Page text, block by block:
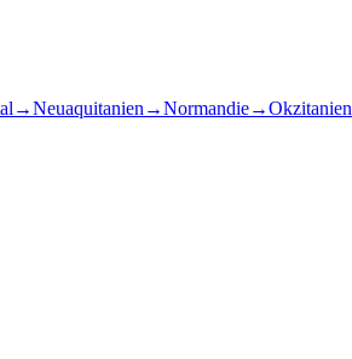
→Neuaquitanien →Normandie→Okzitanien